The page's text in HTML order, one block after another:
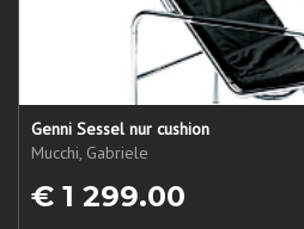
Genni Sessel nur cushion
Mucchi, Gabriele
€ 1 299.00